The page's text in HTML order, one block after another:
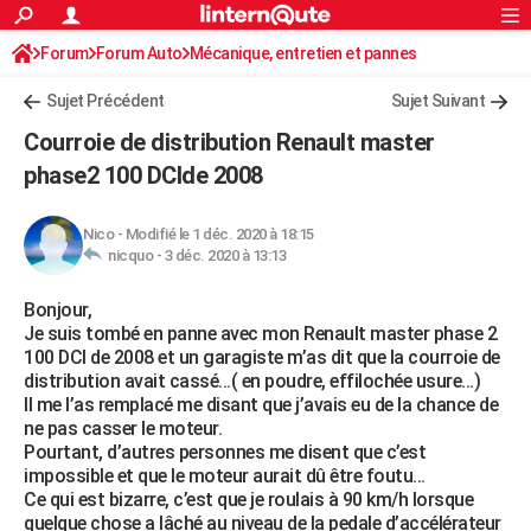
ACTUALITÉS
Politique
Société
Faits Divers
Education
Monde
Villes
+
Programme TV
Streaming
Cinéma
Sorties cinéma
Musique
FINANCE
Retraite
Impôts
Epargne
Immobilier
Risques naturels par ville
Banque
Assurance
Crédit
AUTO
Essais
Réserver un essai
Citadines
Berlines
SUV
Forum auto
+HIGH-TECH
Mobiles
Meilleur smartphone
Internet
Ordinateurs
Jeux vidéo
Guide high-tech
BRICOLAGE
Forum
Aménagement intérieur
Extérieur
Cuisine
Salle de bains
Jardinage
Rangement
WEEK-END
Guides de France
Escapades
Patrimoine
Expositions
Musées
Week-end nature
+LIFESTYLE
Art de vivre
Bien-être
Loisirs
Mode
Modes de vie
SANTE
Alimentation
Guide de la santé
Maladies
Médicaments
Sommeil
VOYAGE
Rechercher
S'inscrire
Connexion
Forum Forum Auto Mécanique, entretien et pannes
Sujet Précédent Sujet Suivant
Courroie de distribution Renault master
phase2 100 DCIde 2008
Nico- Modifié le 1 déc. 2020 à 18:15
nicquo - 3 déc. 2020 à 13:13
Bonjour,
Je suis tombé en panne avec mon Renault master phase 2
100 DCI de 2008 et un garagiste m’as dit que la courroie de
distribution avait cassé...( en poudre, effilochée usure...)
Il me l’as remplacé me disant que j’avais eu de la chance de
ne pas casser le moteur.
Pourtant, d’autres personnes me disent que c’est
impossible et que le moteur aurait dû être foutu...
Ce qui est bizarre, c’est que je roulais à 90 km/h lorsque
quelque chose a lâché au niveau de la pedale d’accélérateur